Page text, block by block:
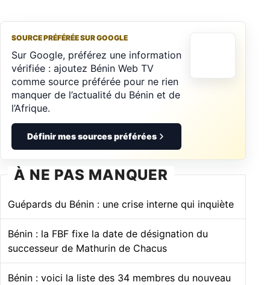
SOURCE PRÉFÉRÉE SUR GOOGLE
Sur Google, préférez une information
vérifiée : ajoutez Bénin Web TV
comme source préférée pour ne rien
manquer de l’actualité du Bénin et de
l’Afrique.
Définir mes sources préférées
À NE PAS MANQUER
Guépards du Bénin : une crise interne qui inquiète
Bénin : la FBF fixe la date de désignation du
successeur de Mathurin de Chacus
Bénin : voici la liste des 34 membres du nouveau